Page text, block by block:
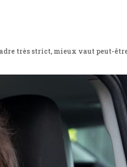
très strict, mieux vaut peut-